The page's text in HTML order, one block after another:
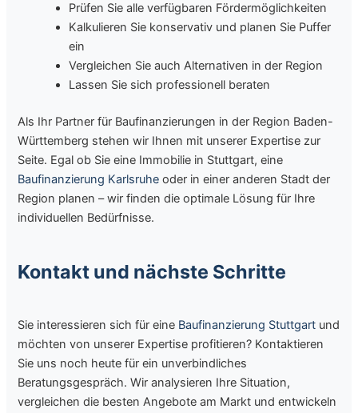
Prüfen Sie alle verfügbaren Fördermöglichkeiten
Kalkulieren Sie konservativ und planen Sie Puffer
ein
Vergleichen Sie auch Alternativen in der Region
Lassen Sie sich professionell beraten
Als Ihr Partner für Baufinanzierungen in der Region Baden-
Württemberg stehen wir Ihnen mit unserer Expertise zur
Seite. Egal ob Sie eine Immobilie in Stuttgart, eine
Baufinanzierung Karlsruhe oder in einer anderen Stadt der
Region planen – wir finden die optimale Lösung für Ihre
individuellen Bedürfnisse.
Kontakt und nächste Schritte
Sie interessieren sich für eine Baufinanzierung Stuttgart und
möchten von unserer Expertise profitieren? Kontaktieren
Sie uns noch heute für ein unverbindliches
Beratungsgespräch. Wir analysieren Ihre Situation,
vergleichen die besten Angebote am Markt und entwickeln